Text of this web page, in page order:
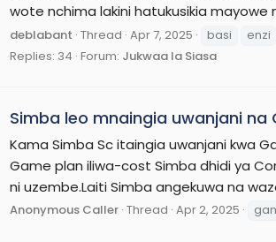
wote nchima lakini hatukusikia
deblabant Thread Apr 7, 2025 basi enzi
Replies: 34 Forum: Jukwaa la Siasa
Simba leo mnaingia uwanjani na
Kama Simba Sc itaingia uwanjani kwa
Game plan iliwa-cost Simba dhidi ya
ni uzembe.Laiti Simba angekuwa na
Anonymous Caller Thread Apr 2, 2025